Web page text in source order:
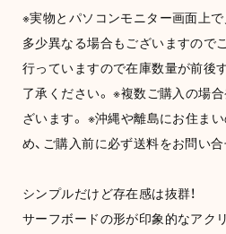
※実物とパソコンモニター画面上で
多少異なる場合もございますので
行っていますので在庫数量が前後
了承ください。 ※複数ご購入の場
ざいます。 ※沖縄や離島にお住ま
め、ご購入前に必ず送料をお問い合
シンプルだけど存在感は抜群！
サーフボードの形が印象的なアク